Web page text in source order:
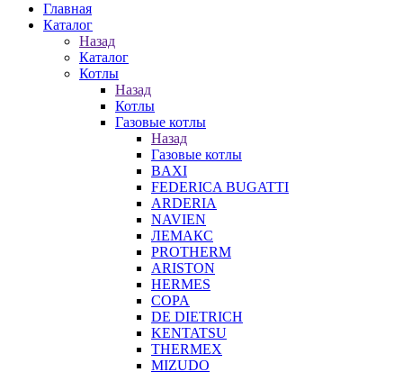
Главная
Каталог
Назад
Каталог
Котлы
Назад
Котлы
Газовые котлы
Назад
Газовые котлы
BAXI
FEDERICA BUGATTI
ARDERIA
NAVIEN
ЛЕМАКС
PROTHERM
ARISTON
HERMES
COPA
DE DIETRICH
KENTATSU
THERMEX
MIZUDO